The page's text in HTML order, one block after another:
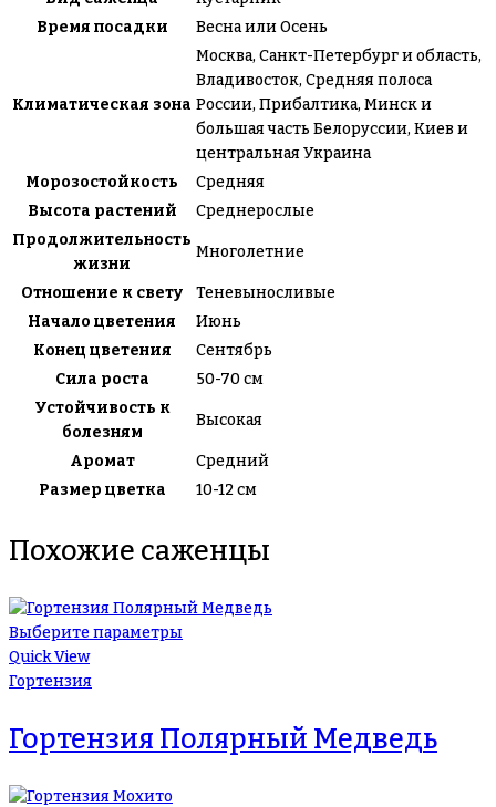
Время посадки
Весна или Осень
Климатическая зона
Москва, Санкт-Петербург и область,
Владивосток, Средняя полоса
России, Прибалтика, Минск и
большая часть Белоруссии, Киев и
центральная Украина
Морозостойкость
Средняя
Высота растений
Среднерослые
Продолжительность
жизни
Многолетние
Отношение к свету
Теневыносливые
Начало цветения
Июнь
Конец цветения
Сентябрь
Сила роста
50-70 см
Устойчивость к
болезням
Высокая
Аромат
Средний
Размер цветка
10-12 см
Похожие саженцы
Выберите параметры
Quick View
Гортензия
Гортензия Полярный Медведь